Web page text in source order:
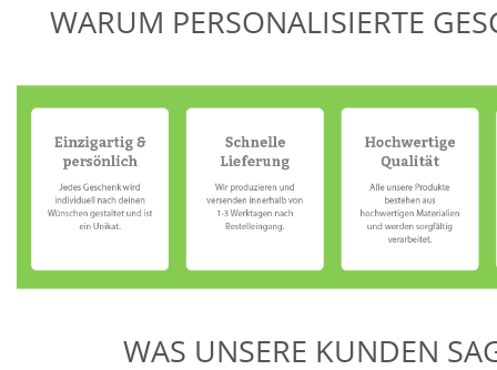
WARUM PERSONALISIERTE
WAS UNSERE KUNDEN